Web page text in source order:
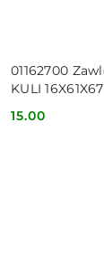
01162700
KULI 16X61X67
Cena:
15.00